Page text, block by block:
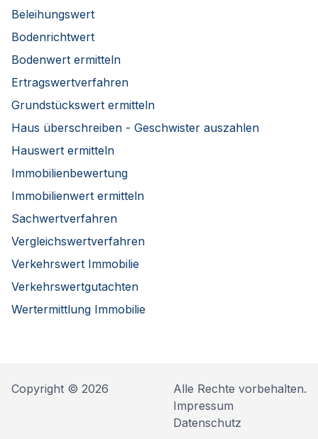
Beleihungswert
Bodenrichtwert
Bodenwert ermitteln
Ertragswertverfahren
Grundstückswert ermitteln
Haus überschreiben - Geschwister auszahlen
Hauswert ermitteln
Immobilienbewertung
Immobilienwert ermitteln
Sachwertverfahren
Vergleichswertverfahren
Verkehrswert Immobilie
Verkehrswertgutachten
Wertermittlung Immobilie
Copyright © 2026
Alle Rechte vorbehalten.
Impressum
Datenschutz